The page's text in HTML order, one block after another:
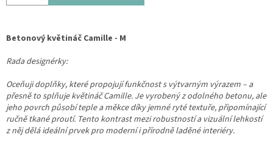
Betonový květináč Camille - M
Rada designérky:
Oceňuji doplňky, které propojují funkčnost s výtvarným výrazem – a
přesně to splňuje květináč Camille. Je vyrobený z odolného betonu, ale
jeho povrch působí teple a měkce díky jemné ryté textuře, připomínající
ručně tkané proutí. Tento kontrast mezi robustností a vizuální lehkostí
z něj dělá ideální prvek pro moderní i přírodně laděné interiéry.